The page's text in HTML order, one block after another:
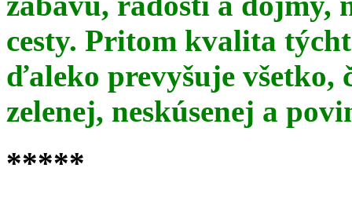
cesty. Pritom kvalita
ďaleko prevyšuje všetko,
zelenej, neskúsenej a
*****